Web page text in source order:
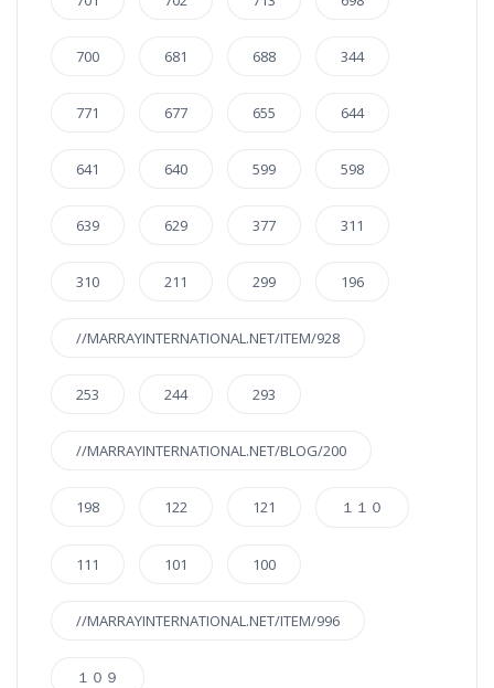
700 681 688 344
771 677 655 644
641 640 599 598
639 629 377 311
310 211 299 196
//MARRAYINTERNATIONAL.NET/ITEM/928
253 244 293
//MARRAYINTERNATIONAL.NET/BLOG/200
198 122 121 １１０
111 101 100
//MARRAYINTERNATIONAL.NET/ITEM/996
１０９